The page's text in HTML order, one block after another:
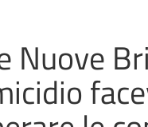
Nuove